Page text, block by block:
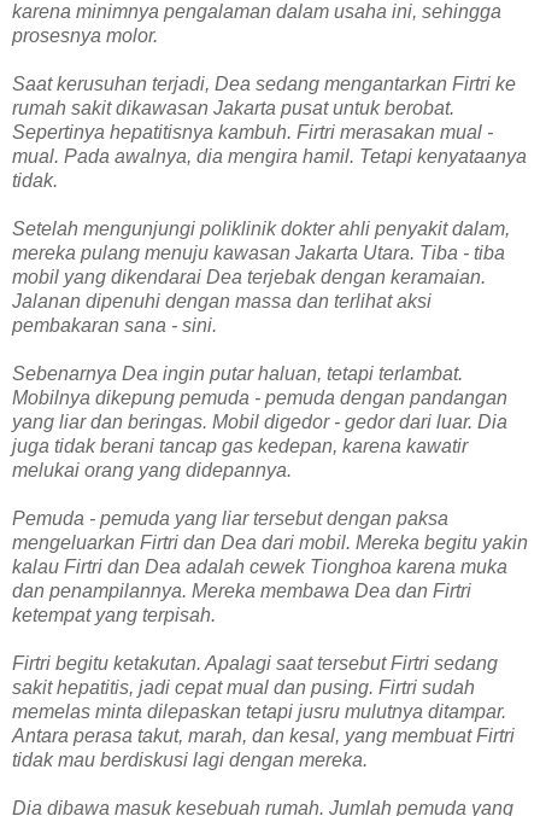
karena minimnya pengalaman dalam usaha ini, sehingga
prosesnya molor.
Saat kerusuhan terjadi, Dea sedang mengantarkan Firtri ke
rumah sakit dikawasan Jakarta pusat untuk berobat.
Sepertinya hepatitisnya kambuh. Firtri merasakan mual -
mual. Pada awalnya, dia mengira hamil. Tetapi kenyataanya
tidak.
Setelah mengunjungi poliklinik dokter ahli penyakit dalam,
mereka pulang menuju kawasan Jakarta Utara. Tiba - tiba
mobil yang dikendarai Dea terjebak dengan keramaian.
Jalanan dipenuhi dengan massa dan terlihat aksi
pembakaran sana - sini.
Sebenarnya Dea ingin putar haluan, tetapi terlambat.
Mobilnya dikepung pemuda - pemuda dengan pandangan
yang liar dan beringas. Mobil digedor - gedor dari luar. Dia
juga tidak berani tancap gas kedepan, karena kawatir
melukai orang yang didepannya.
Pemuda - pemuda yang liar tersebut dengan paksa
mengeluarkan Firtri dan Dea dari mobil. Mereka begitu yakin
kalau Firtri dan Dea adalah cewek Tionghoa karena muka
dan penampilannya. Mereka membawa Dea dan Firtri
ketempat yang terpisah.
Firtri begitu ketakutan. Apalagi saat tersebut Firtri sedang
sakit hepatitis, jadi cepat mual dan pusing. Firtri sudah
memelas minta dilepaskan tetapi jusru mulutnya ditampar.
Antara perasa takut, marah, dan kesal, yang membuat Firtri
tidak mau berdiskusi lagi dengan mereka.
Dia dibawa masuk kesebuah rumah. Jumlah pemuda yang